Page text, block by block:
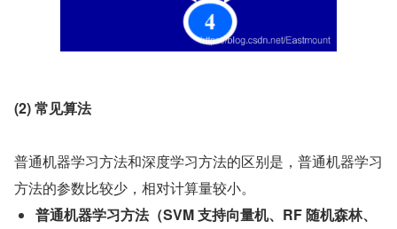
(2) 常见算法
普通机器学习方法和深度学习方法的区别是，普通机器学习
方法的参数比较少，相对计算量较小。
普通机器学习方法（SVM 支持向量机、RF 随机森林、